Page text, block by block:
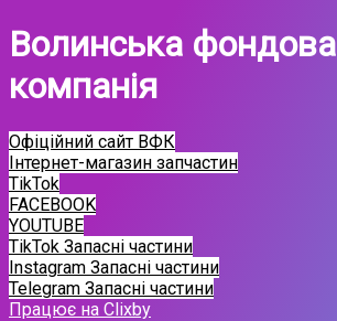
Волинська фондова
компанія
Офіційний сайт ВФК
Інтернет-магазин запчастин
TikTok
FACEBOOK
YOUTUBE
TikTok Запасні частини
Instagram Запасні частини
Telegram Запасні частини
Працює на Clixby